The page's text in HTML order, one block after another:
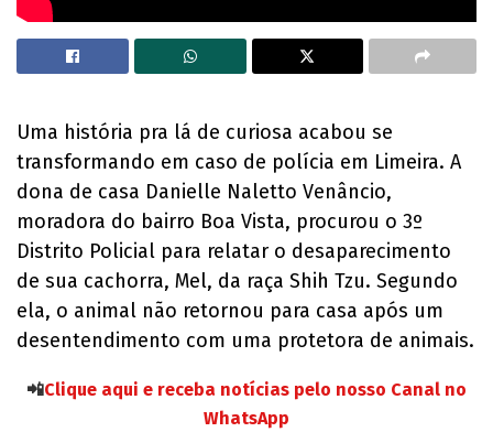
Uma história pra lá de curiosa acabou se
transformando em caso de polícia em Limeira. A
dona de casa Danielle Naletto Venâncio,
moradora do bairro Boa Vista, procurou o 3º
Distrito Policial para relatar o desaparecimento
de sua cachorra, Mel, da raça Shih Tzu. Segundo
ela, o animal não retornou para casa após um
desentendimento com uma protetora de animais.
📲Clique aqui e receba notícias pelo nosso Canal no
WhatsApp